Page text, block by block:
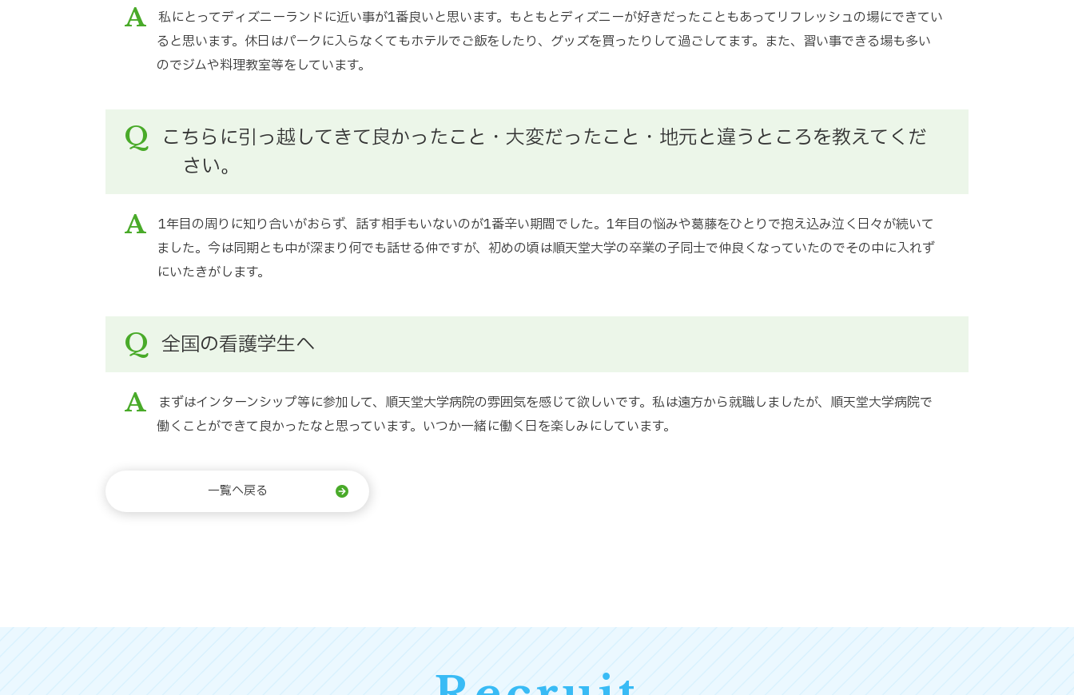
A
私にとってディズニーランドに近い事が1番良いと思います。もともとディズニーが好きだったこともあってリフレッシュの場にできてい
ると思います。休日はパークに入らなくてもホテルでご飯をしたり、グッズを買ったりして過ごしてます。また、習い事できる場も多い
のでジムや料理教室等をしています。
Q
こちらに引っ越してきて良かったこと・大変だったこと・地元と違うところを教えてくだ
さい。
A
1年目の周りに知り合いがおらず、話す相手もいないのが1番辛い期間でした。1年目の悩みや葛藤をひとりで抱え込み泣く日々が続いて
ました。今は同期とも中が深まり何でも話せる仲ですが、初めの頃は順天堂大学の卒業の子同士で仲良くなっていたのでその中に入れず
にいたきがします。
Q 全国の看護学生へ
A
まずはインターンシップ等に参加して、順天堂大学病院の雰囲気を感じて欲しいです。私は遠方から就職しましたが、順天堂大学病院で
働くことができて良かったなと思っています。いつか一緒に働く日を楽しみにしています。
一覧へ戻る